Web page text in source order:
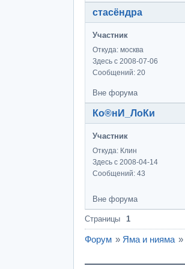
стасёндра
Участник
Откуда: москва
Здесь с 2008-07-06
Сообщений: 20
Вне форума
Ко®нИ_ЛоКи
Участник
Откуда: Клин
Здесь с 2008-04-14
Сообщений: 43
Вне форума
Страницы 1
Форум » Яма и нияма »